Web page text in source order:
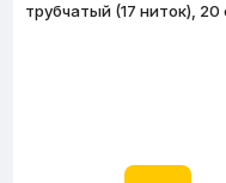
трубчатый (17 ниток), 20